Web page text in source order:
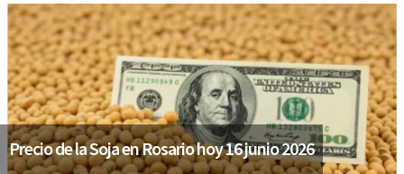
Precio de la Soja en Rosario hoy 16 junio 2026